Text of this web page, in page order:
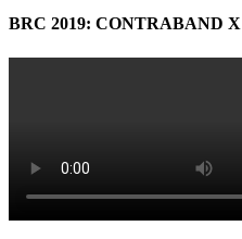
BRC 2019: CONTRABAND X